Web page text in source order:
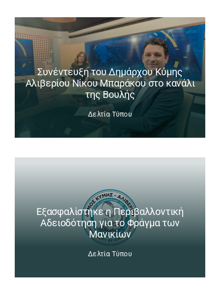
Συνέντευξη του Δημάρχου Κύμης
Αλιβερίου Νίκου Μπαράκου στο κανάλι
της Βουλής
Δελτία Τύπου
Εξασφαλίστηκε η Περιβαλλοντική
Αδειοδότηση για το Φράγμα των
Μανικίων
Δελτία Τύπου